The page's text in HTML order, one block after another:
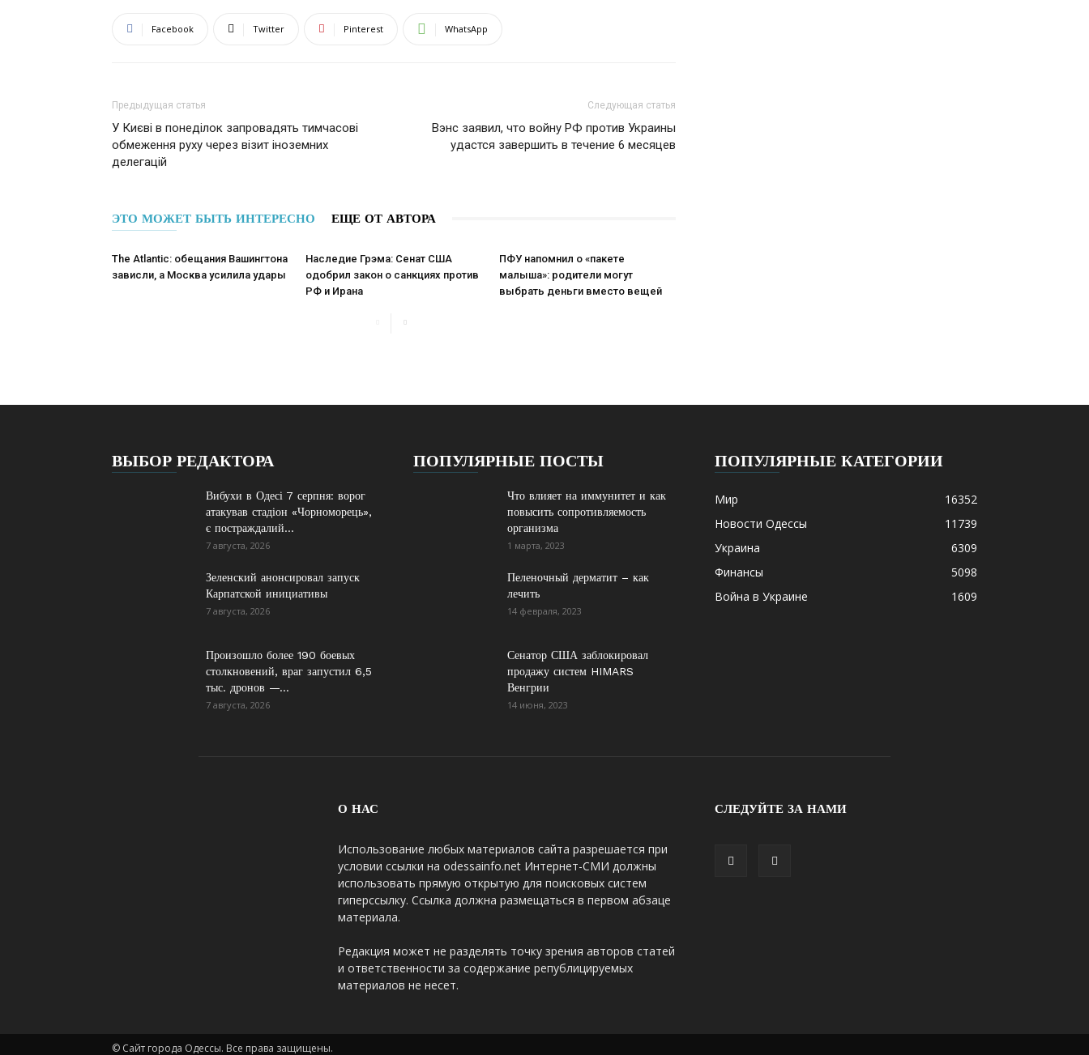
Facebook Twitter Pinterest WhatsApp
Предыдущая статья
У Києві в понеділок запровадять тимчасові
обмеження руху через візит іноземних
делегацій
Следующая статья
Вэнс заявил, что войну РФ против Украины
удастся завершить в течение 6 месяцев
ЭТО МОЖЕТ БЫТЬ ИНТЕРЕСНО ЕЩЕ ОТ АВТОРА
The Atlantic: обещания Вашингтона
зависли, а Москва усилила удары
Наследие Грэма: Сенат США
одобрил закон о санкциях против
РФ и Ирана
ПФУ напомнил о «пакете
малыша»: родители могут
выбрать деньги вместо вещей
ВЫБОР РЕДАКТОРА
Вибухи в Одесі 7 серпня: ворог
атакував стадіон «Чорноморець»,
є постраждалий...
7 августа, 2026
Зеленский анонсировал запуск
Карпатской инициативы
7 августа, 2026
Произошло более 190 боевых
столкновений, враг запустил 6,5
тыс. дронов —...
7 августа, 2026
ПОПУЛЯРНЫЕ ПОСТЫ
Что влияет на иммунитет и как
повысить сопротивляемость
организма
1 марта, 2023
Пеленочный дерматит – как
лечить
14 февраля, 2023
Сенатор США заблокировал
продажу систем HIMARS
Венгрии
14 июня, 2023
ПОПУЛЯРНЫЕ КАТЕГОРИИ
Мир
16352
Новости Одессы
11739
Украина
6309
Финансы
5098
Война в Украине
1609
О НАС
Использование любых материалов сайта разрешается при
условии ссылки на odessainfo.net Интернет-СМИ должны
использовать прямую открытую для поисковых систем
гиперссылку. Ссылка должна размещаться в первом абзаце
материала.
Редакция может не разделять точку зрения авторов статей
и ответственности за содержание републицируемых
материалов не несет.
СЛЕДУЙТЕ ЗА НАМИ
© Сайт города Одессы. Все права защищены.